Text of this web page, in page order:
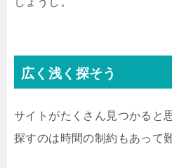
広く浅く探そう
サイトがたくさん見つかると
探すのは時間の制約もあって